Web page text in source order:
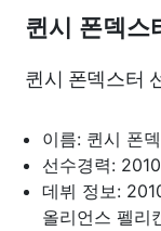
퀸시 폰덱스
퀸시 폰덱스터
이름: 퀸시 폰
선수경력:
데뷔 정보:
올리언스 펠리